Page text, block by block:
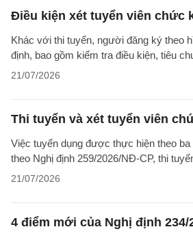
Điều kiện xét tuyển viên chức
Khác với thi tuyển, người đăng ký theo
định, bao gồm kiểm tra điều kiện, tiêu
21/07/2026
Thi tuyển và xét tuyển viên
Việc tuyển dụng được thực hiện theo
theo Nghị định 259/2026/NĐ-CP, thi
21/07/2026
4 điểm mới của Nghị định